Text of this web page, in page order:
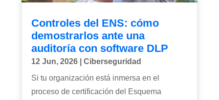
Controles del ENS: cómo
demostrarlos ante una
auditoría con software DLP
12 Jun, 2026| Ciberseguridad
Si tu organización está inmersa en el
proceso de certificación del Esquema